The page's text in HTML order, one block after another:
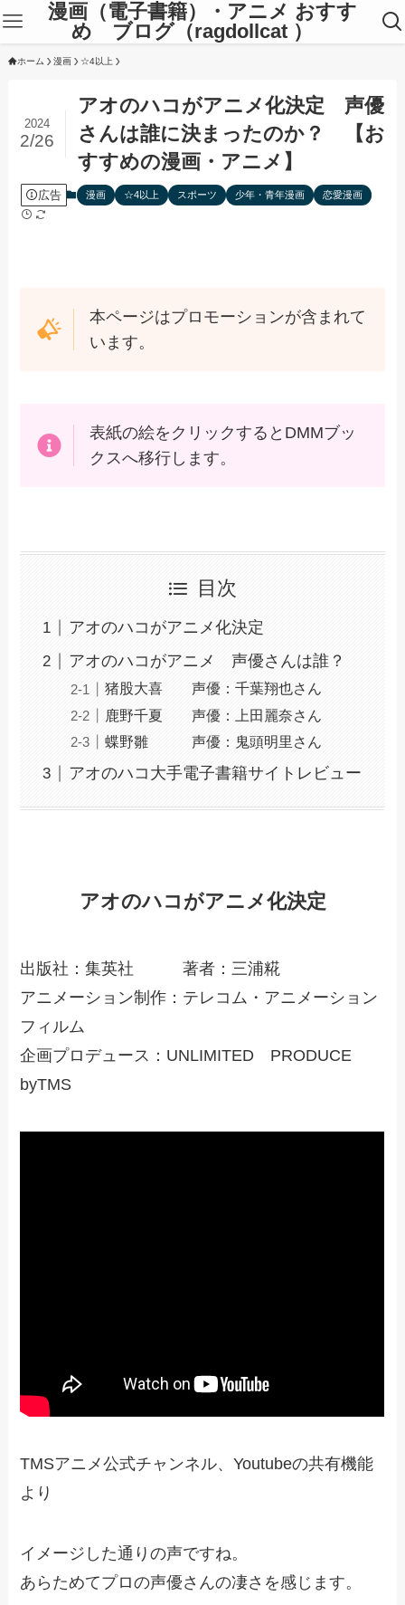
漫画（電子書籍）・アニメ おすす
め ブログ（ragdollcat ）
ホーム 漫画 ☆4以上
アオのハコがアニメ化決定 声優
さんは誰に決まったのか？ 【お
すすめの漫画・アニメ】
2024
2/26
広告 漫画 ☆4以上 スポーツ 少年・青年漫画 恋愛漫画
本ページはプロモーションが含まれて
います。
表紙の絵をクリックするとDMMブッ
クスへ移行します。
目次
アオのハコがアニメ化決定
アオのハコがアニメ 声優さんは誰？
猪股大喜 声優：千葉翔也さん
鹿野千夏 声優：上田麗奈さん
蝶野雛 声優：鬼頭明里さん
アオのハコ大手電子書籍サイトレビュー
アオのハコがアニメ化決定
出版社：集英社 著者：三浦糀
アニメーション制作：テレコム・アニメーション
フィルム
企画プロデュース：UNLIMITED PRODUCE
byTMS
TMSアニメ公式チャンネル、Youtubeの共有機能
より
イメージした通りの声ですね。
あらためてプロの声優さんの凄さを感じます。